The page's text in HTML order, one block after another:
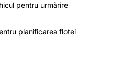
pentru urmărire
planificarea flotei